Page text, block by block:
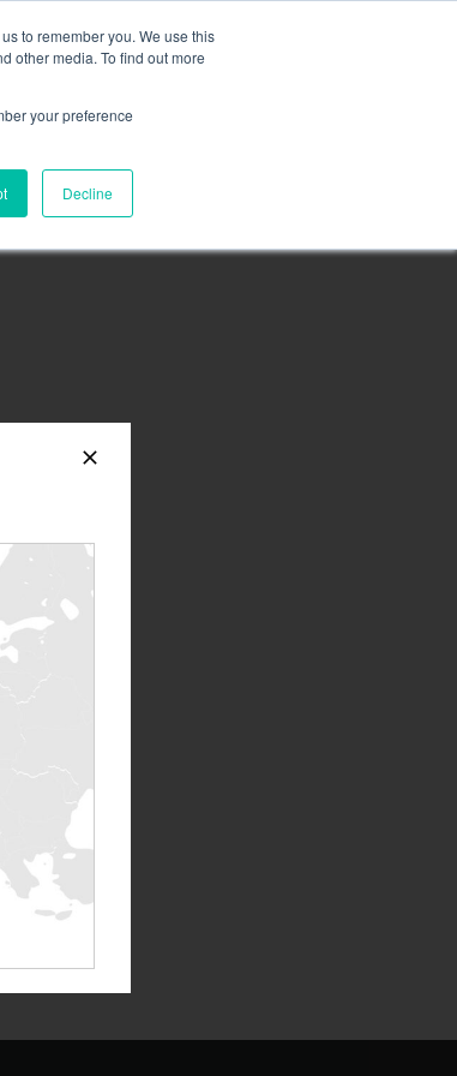
to remember you. We use this
other media. To find out more
your preference
Decline
więcej informacji tutaj
KONTAKT